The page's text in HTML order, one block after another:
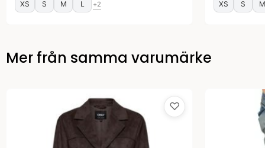
XS S M L +2 XS S M
Mer från samma varumärke
♡